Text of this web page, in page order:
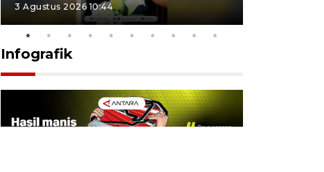
3 Agustus 2026 10:44
Infografik